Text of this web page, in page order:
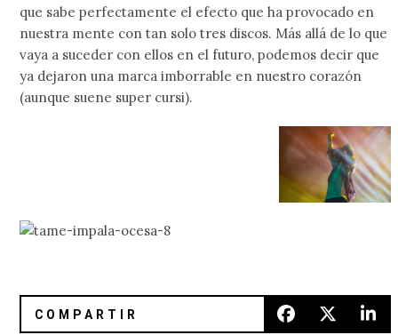
que sabe perfectamente el efecto que ha provocado en
nuestra mente con tan solo tres discos. Más allá de lo que
vaya a suceder con ellos en el futuro, podemos decir que
ya dejaron una marca imborrable en nuestro corazón
(aunque suene super cursi).